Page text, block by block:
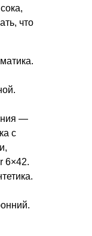
что
—
с
6×42.